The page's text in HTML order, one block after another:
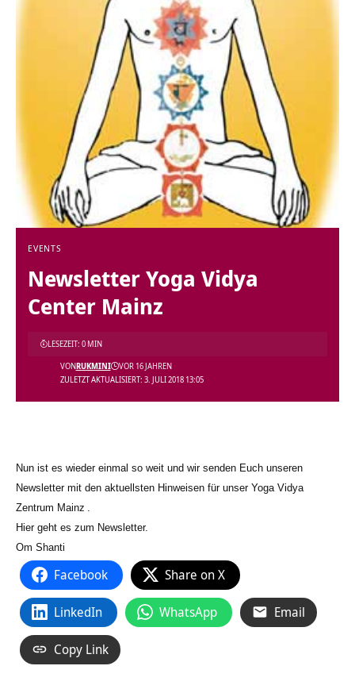
EVENTS
Newsletter Yoga Vidya
Center Mainz
ZULETZT AKTUALISIERT: 3. JULI 2018 13:05
VONRUKMINI VOR 16 JAHREN
LESEZEIT: 0 MIN
Nun ist es wieder einmal so weit und wir senden Euch unseren
Newsletter mit den aktuellsten Hinweisen für unser Yoga Vidya
Zentrum Mainz
Hier geht es zum Newsletter.
Om Shanti
Facebook Share on X
LinkedIn WhatsApp Email
Copy Link